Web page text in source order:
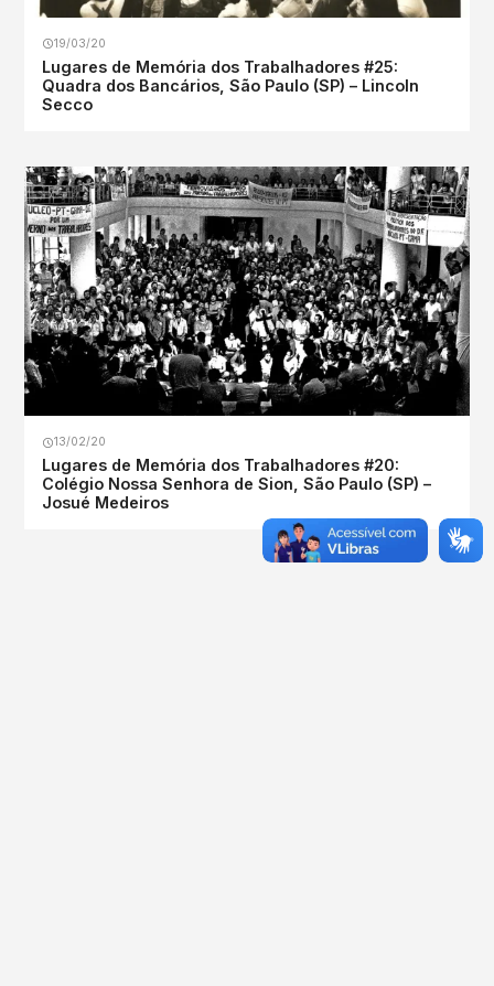
19/03/20
Lugares de Memória dos Trabalhadores #25:
Quadra dos Bancários, São Paulo (SP) – Lincoln
Secco
13/02/20
Lugares de Memória dos Trabalhadores #20:
Colégio Nossa Senhora de Sion, São Paulo (SP) –
Josué Medeiros